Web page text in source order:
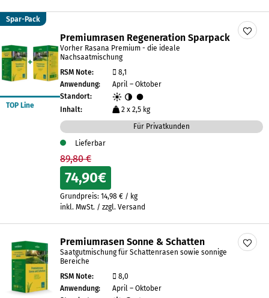
Spar-Pack
TOP Line
Premiumrasen Regeneration Sparpack
Vorher Rasana Premium - die ideale
Nachsaatmischung
RSM Note:
8,1
Anwendung:
April – Oktober
Standort:
Inhalt:
2 x 2,5 kg
Für Privatkunden
Lieferbar
89,80 €
74,90€
Grundpreis: 14,98 € / kg
inkl. MwSt. / zzgl. Versand
Premiumrasen Sonne & Schatten
Saatgutmischung für Schattenrasen sowie sonnige
Bereiche
RSM Note:
8,0
Anwendung:
April – Oktober